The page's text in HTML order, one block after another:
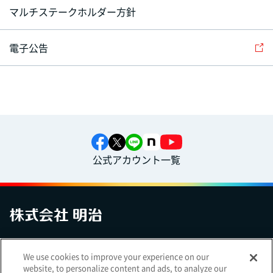
マルチステークホルダー方針
電子公告
公式アカウント一覧
アクセシビリティへの対応方針ご利用規約明治グループのDX
We use cookies to improve your experience on our
website, to personalize content and ads, to analyze our